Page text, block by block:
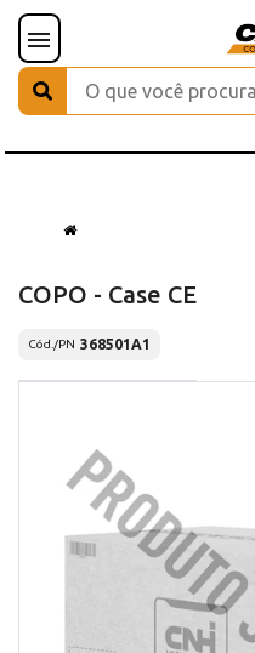
COPO - Case CE
Cód./PN 368501A1